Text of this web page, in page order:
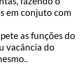
em conjuto com
as funções do
vacância do